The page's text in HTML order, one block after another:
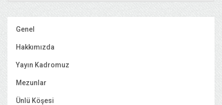
Genel
Hakkımızda
Yayın Kadromuz
Mezunlar
Ünlü Köşesi